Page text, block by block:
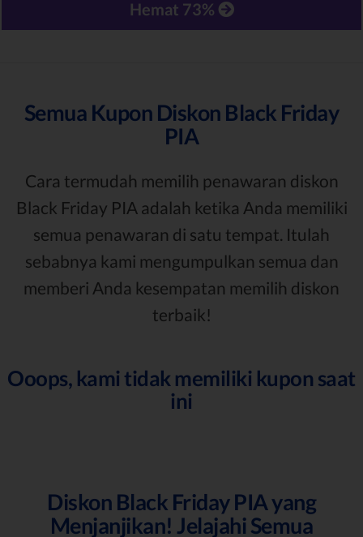
Hemat 73%
Semua Kupon Diskon Black Friday
PIA
Cara termudah memilih penawaran diskon
Black Friday PIA adalah ketika Anda memiliki
semua penawaran di satu tempat. Itulah
sebabnya kami mengumpulkan semua dan
memberi Anda kesempatan memilih diskon
terbaik!
Ooops, kami tidak memiliki kupon saat
ini
Diskon Black Friday PIA yang
Menjanjikan! Jelajahi Semua